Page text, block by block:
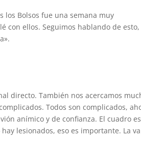
los Bolsos fue una semana muy
con ellos. Seguimos hablando de esto,
directo. También nos acercamos
Todos son complicados,
anímico y de confianza. El cuadro
lesionados, eso es importante. La